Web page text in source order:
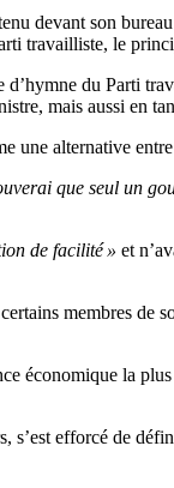
devant son
travailliste, le
du Parti
mais aussi en
une alternative
que seul un
de facilité » et
membres de
économique la
efforcé de